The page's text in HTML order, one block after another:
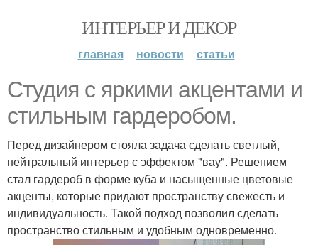
ИНТЕРЬЕР И ДЕКОР
главная новости статьи
Студия с яркими акцентами и
стильным гардеробом.
Перед дизайнером стояла задача сделать светлый,
нейтральный интерьер с эффектом "вау". Решением
стал гардероб в форме куба и насыщенные цветовые
акценты, которые придают пространству свежесть и
индивидуальность. Такой подход позволил сделать
пространство стильным и удобным одновременно.